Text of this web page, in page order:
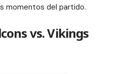
momentos del partido.
vs. Vikings